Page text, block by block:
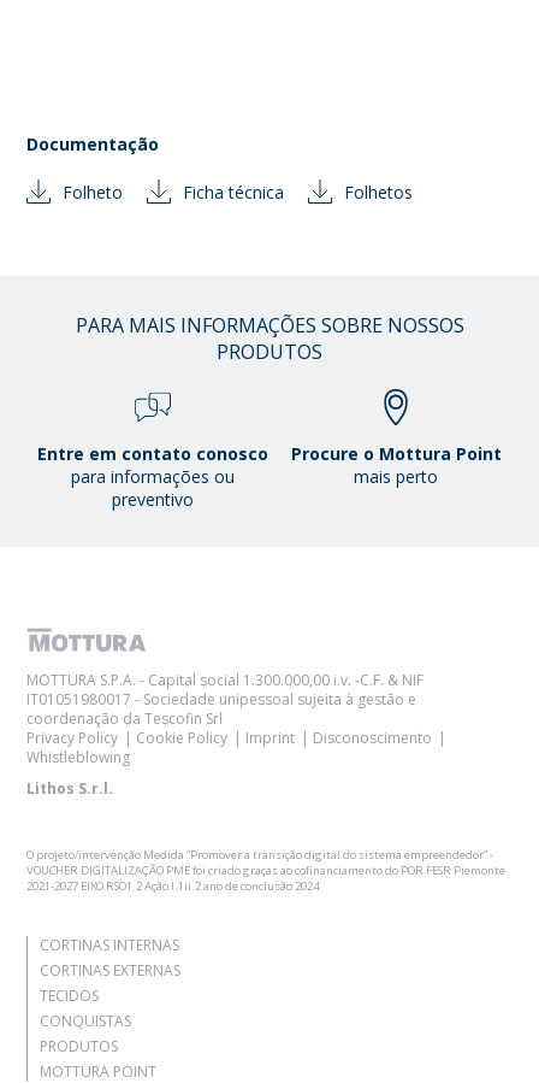
Documentação
Folheto Ficha técnica Folhetos
PARA MAIS INFORMAÇÕES SOBRE NOSSOS
PRODUTOS
Entre em contato conosco
para informações ou
preventivo
Procure o Mottura Point
mais perto
MOTTURA S.P.A. - Capital social 1.300.000,00 i.v. -C.F. & NIF
IT01051980017 - Sociedade unipessoal sujeita à gestão e
coordenação da Tescofin Srl
Privacy Policy
Cookie Policy Imprint
Disconoscimento
Whistleblowing
Lithos S.r.l.
O projeto/intervenção Medida “Promover a transição digital do sistema empreendedor” -
VOUCHER DIGITALIZAÇÃO PME foi criado graças ao cofinanciamento do POR FESR Piemonte
2021-2027 EIXO RSO1.2 Ação I.1ii.2 ano de conclusão 2024
CORTINAS INTERNAS
CORTINAS EXTERNAS
TECIDOS
CONQUISTAS
PRODUTOS
MOTTURA POINT